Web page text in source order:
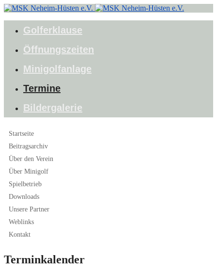
Golferklause
Öffnungszeiten
Minigolfanlage
Termine
Bildergalerie
Startseite
Beitragsarchiv
Über den Verein
Über Minigolf
Spielbetrieb
Downloads
Unsere Partner
Weblinks
Kontakt
Terminkalender